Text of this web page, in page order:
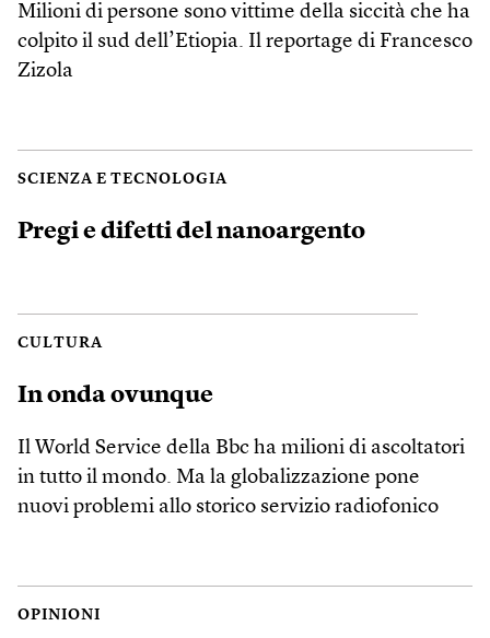
Milioni di persone sono vittime della siccità che ha
colpito il sud dell’Etiopia. Il reportage di Francesco
Zizola
SCIENZA E TECNOLOGIA
Pregi e difetti del nanoargento
CULTURA
In onda ovunque
Il World Service della Bbc ha milioni di ascoltatori
in tutto il mondo. Ma la globalizzazione pone
nuovi problemi allo storico servizio radiofonico
OPINIONI